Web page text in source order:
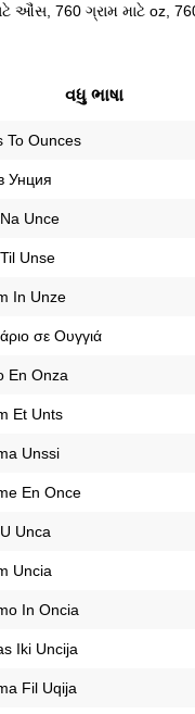
ઔંસ, 760 ગ્રામ માટે oz,
વધુ ભાષા
To Ounces
Унция
Unce
Unse
In Unze
σε Ουγγιά
En Onza
Et Unts
Unssi
En Once
Unca
Uncia
In Oncia
Iki Uncija
Fil Uqija